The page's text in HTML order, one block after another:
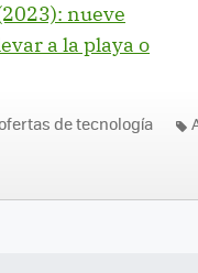
nueve
a la playa o
de tecnología